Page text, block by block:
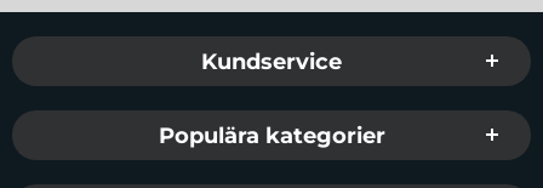
Sidfot Blandad info och länkar
Kundservice
Populära kategorier